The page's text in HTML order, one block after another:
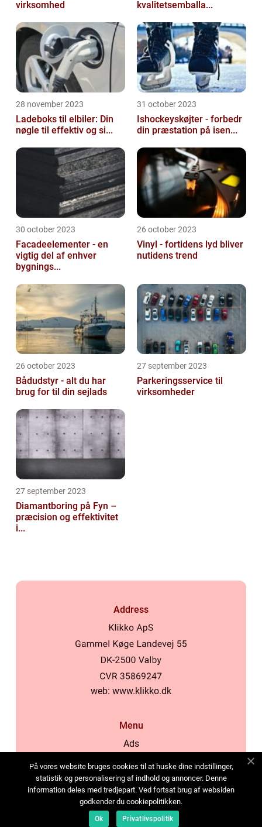
virksomhed
kvalitetsemballa...
28 november 2023
Ladeboks til elbiler: Din
nøgle til effektiv og si...
31 october 2023
Ishockeyskøjter - forbedr
din præstation på isen...
30 october 2023
Facadeelementer - en
vigtig del af enhver
bygnings...
26 october 2023
Vinyl - fortidens lyd bliver
nutidens trend
26 october 2023
Bådudstyr - alt du har
brug for til din sejlads
27 september 2023
Parkeringsservice til
virksomheder
27 september 2023
Diamantboring på Fyn –
præcision og effektivitet
i...
Address
web: www.klikko.dk
Menu
Ads
Cookies
Contact
Sitemap
På vores website bruges cookies til at huske dine indstillinger,
statistik og personalisering af indhold og annoncer. Denne
information deles med tredjepart. Ved fortsat brug af websiden
godkender du cookiepolitikken.
Ok Privatlivspolitik